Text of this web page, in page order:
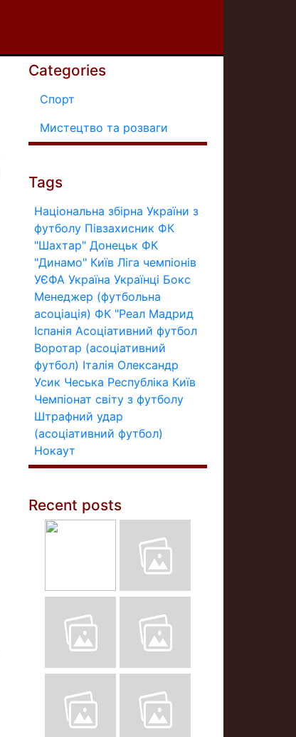
Categories
Спорт
Мистецтво та розваги
Tags
Національна збірна України з
футболу Півзахисник ФК
"Шахтар" Донецьк ФК
"Динамо" Київ Ліга чемпіонів
УЄФА Україна Українці Бокс
Менеджер (футбольна
асоціація) ФК "Реал Мадрид
Іспанія Асоціативний футбол
Воротар (асоціативний
футбол) Італія Олександр
Усик Чеська Республіка Київ
Чемпіонат світу з футболу
Штрафний удар
(асоціативний футбол)
Нокаут
Recent posts